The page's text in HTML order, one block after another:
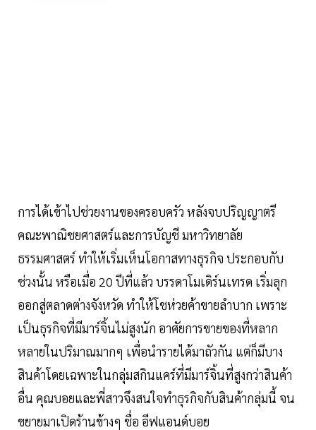
การได้เข้าไปช่วยงานของครอบครัว หลังจบปริญญาตรี
คณะพาณิชยศาสตร์และการบัญชี มหาวิทยาลัย
ธรรมศาสตร์ ทำให้เริ่มเห็นโอกาสทางธุรกิจ ประกอบกับ
ช่วงนั้น หรือเมื่อ 20 ปีที่แล้ว บรรดาโมเดิร์นเทรด เริ่มลุก
ออกสู่ตลาดต่างจังหวัด ทำให้โชห่วยค้าขายลำบาก เพราะ
เป็นธุรกิจที่มีมาร์จิ้นไม่สูงนัก อาศัยการขายของที่หลาก
หลายในปริมาณมากๆ เพื่อนำรายได้มาถัวกัน แต่ก็มีบาง
สินค้าโดยเฉพาะในกลุ่มสกินแคร์ที่มีมาร์จิ้นที่สูงกว่าสินค้า
อื่น คุณบอยและพี่สาวจึงสนใจทำธุรกิจกับสินค้ากลุ่มนี้ จน
ขยายมาเปิดร้านข้างๆ ชื่อ อีฟแอนด์บอย